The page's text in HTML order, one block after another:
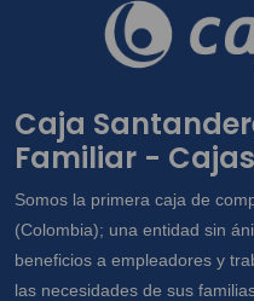
Caja
Familiar -
Somos la primera caja de
(Colombia); una entidad sin
beneficios a empleadores y
las necesidades de sus